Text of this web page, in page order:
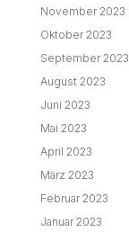
November 2023
Oktober 2023
September 2023
August 2023
Juni 2023
Mai 2023
April 2023
März 2023
Februar 2023
Januar 2023